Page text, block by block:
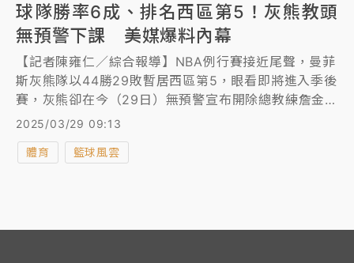
球隊勝率6成、排名西區第5！灰熊教頭
無預警下課 美媒爆料內幕
【記者陳雍仁／綜合報導】NBA例行賽接近尾聲，曼菲
斯灰熊隊以44勝29敗暫居西區第5，眼看即將進入季後
賽，灰熊卻在今（29日）無預警宣布開除總教練詹金斯
（Taylor Jenkins）。
2025/03/29 09:13
體育 籃球風雲